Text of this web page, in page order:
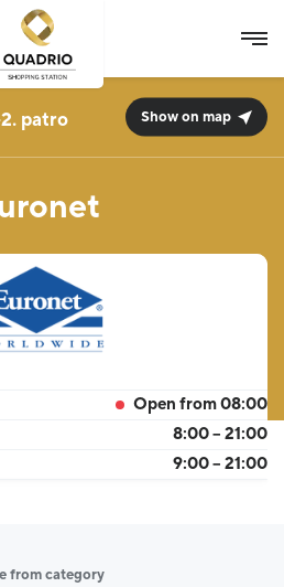
Show on map
Open from 08:00
8:00 – 21:00
9:00 – 21:00
from category